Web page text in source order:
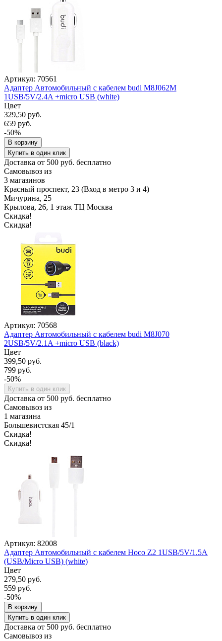
Артикул: 70561
Адаптер Автомобильный с кабелем budi M8J062M
1USB/5V/2.4A +micro USB (white)
Цвет
329,50 руб.
659 руб.
-50%
В корзину
Купить в один клик
Доставка от 500 руб. бесплатно
Самовывоз из
3 магазинов
Красный проспект, 23 (Вход в метро 3 и 4)
Мичурина, 25
Крылова, 26, 1 этаж ТЦ Москва
Скидка!
Скидка!
Артикул: 70568
Адаптер Автомобильный с кабелем budi M8J070
2USB/5V/2.1A +micro USB (black)
Цвет
399,50 руб.
799 руб.
-50%
Купить в один клик
Доставка от 500 руб. бесплатно
Самовывоз из
1 магазина
Большевистская 45/1
Скидка!
Скидка!
Артикул: 82008
Адаптер Автомобильный с кабелем Hoco Z2 1USB/5V/1.5A
(USB/Micro USB) (white)
Цвет
279,50 руб.
559 руб.
-50%
В корзину
Купить в один клик
Доставка от 500 руб. бесплатно
Самовывоз из